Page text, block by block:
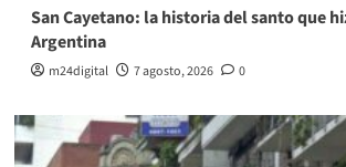
San Cayetano: la historia del santo que
Argentina
m24digital 7 agosto, 2026 0